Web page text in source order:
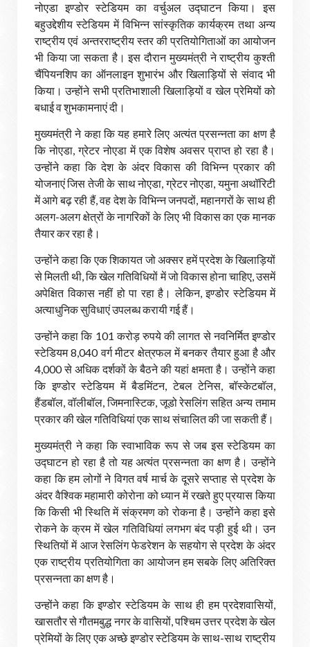
नोएडा इण्डोर स्टेडियम का वर्चुअल उद्घाटन किया। इस
बहुउद्देशीय स्टेडियम में विभिन्न सांस्कृतिक कार्यक्रम तथा अन्य
राष्ट्रीय एवं अन्तरराष्ट्रीय स्तर की प्रतियोगिताओं का आयोजन
भी किया जा सकता है। इस दौरान मुख्यमंत्री ने राष्ट्रीय कुश्ती
चैंपियनशिप का ऑनलाइन शुभारंभ और खिलाड़ियों से संवाद भी
किया। उन्होंने सभी प्रतिभाशाली खिलाड़ियों व खेल प्रेमियों को
बधाई व शुभकामनाएं दी।
मुख्यमंत्री ने कहा कि यह हमारे लिए अत्यंत प्रसन्नता का क्षण है
कि नोएडा, ग्रेटर नोएडा में एक विशेष अवसर प्राप्त हो रहा है।
उन्होंने कहा कि देश के अंदर विकास की विभिन्न प्रकार की
योजनाएं जिस तेजी के साथ नोएडा, ग्रेटर नोएडा, यमुना अथॉरिटी
में आगे बढ़ रही हैं, वह देश के विभिन्न जनपदों, महानगरों के साथ ही
अलग-अलग क्षेत्रों के नागरिकों के लिए भी विकास का एक मानक
तैयार कर रहा है।
उन्होंने कहा कि एक शिकायत जो अक्सर हमें प्रदेश के खिलाड़ियों
से मिलती थी, कि खेल गतिविधियों में जो विकास होना चाहिए, उसमें
अपेक्षित विकास नहीं हो पा रहा है। लेकिन, इण्डोर स्टेडियम में
अत्याधुनिक सुविधाएं उपलब्ध करायी गई हैं।
उन्होंने कहा कि 101 करोड़ रुपये की लागत से नवनिर्मित इण्डोर
स्टेडियम 8,040 वर्ग मीटर क्षेत्रफल में बनकर तैयार हुआ है और
4,000 से अधिक दर्शकों के बैठने की यहां क्षमता है। उन्होंने कहा
कि इण्डोर स्टेडियम में बैडमिंटन, टेबल टेनिस, बॉस्केटबॉल,
हैंडबॉल, वॉलीबॉल, जिमनास्टिक, जूडो रेसलिंग सहित अन्य तमाम
प्रकार की खेल गतिविधियां एक साथ संचालित की जा सकती हैं।
मुख्यमंत्री ने कहा कि स्वाभाविक रूप से जब इस स्टेडियम का
उद्घाटन हो रहा है तो यह अत्यंत प्रसन्नता का क्षण है। उन्होंने
कहा कि हम लोगों ने विगत वर्ष मार्च के दूसरे सप्ताह से प्रदेश के
अंदर वैश्विक महामारी कोरोना को ध्यान में रखते हुए प्रयास किया
कि किसी भी स्थिति में संक्रमण को रोकना है। उन्होंने कहा इसे
रोकने के क्रम में खेल गतिविधियां लगभग बंद पड़ी हुई थी। उन
स्थितियों में आज रेसलिंग फेडरेशन के सहयोग से प्रदेश के अंदर
एक राष्ट्रीय प्रतियोगिता का आयोजन हम सबके लिए अतिरिक्त
प्रसन्नता का क्षण है।
उन्होंने कहा कि इण्डोर स्टेडियम के साथ ही हम प्रदेशवासियों,
खासतौर से गौतमबुद्ध नगर के वासियों, पश्चिम उत्तर प्रदेश के खेल
प्रेमियों के लिए एक अच्छे इण्डोर स्टेडियम के साथ-साथ राष्ट्रीय